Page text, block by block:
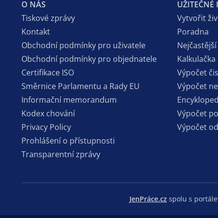
O NÁS
Tiskové zprávy
Kontakt
Obchodní podmínky pro uživatele
Obchodní podmínky pro objednatele
Certifikace ISO
Směrnice Parlamentu a Rady EU
Informační memorandum
Kodex chování
Privacy Policy
Prohlášení o přístupnosti
Transparentní zprávy
UŽITEČNÉ
Vytvořit
Poradna
Výpočet
Výpočet
Výpočet
Výpočet
JenPráce.cz spolu s